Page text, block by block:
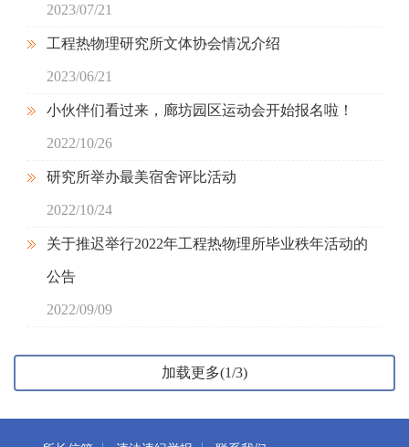
2023/07/21
工程热物理研究所文体协会情况介绍
2023/06/21
小伙伴们看过来，廊坊园区运动会开始报名啦！
2022/10/26
研究所举办最美宿舍评比活动
2022/10/24
关于推迟举行2022年工程热物理所毕业秩年活动的
公告
2022/09/09
加载更多(1/3)